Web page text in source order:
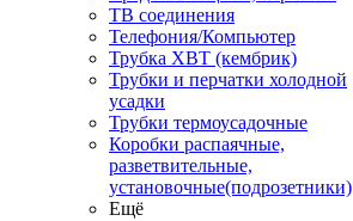
ТВ соединения
Телефония/Компьютер
Трубка ХВТ (кембрик)
Трубки и перчатки холодной
усадки
Трубки термоусадочные
Коробки распаячные,
разветвительные,
установочные(подрозетники)
Ещё